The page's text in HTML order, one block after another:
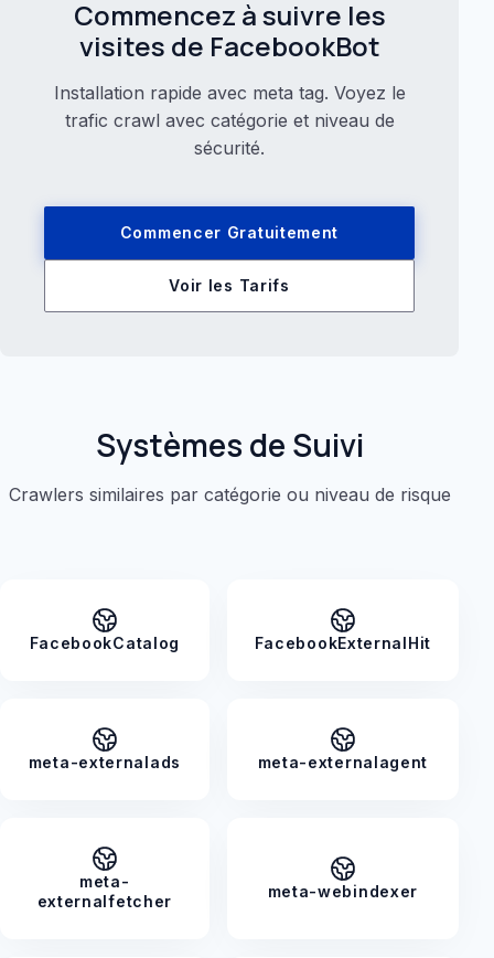
Commencez à suivre les
visites de FacebookBot
Installation rapide avec meta tag. Voyez le
trafic crawl avec catégorie et niveau de
sécurité.
Commencer Gratuitement
Voir les Tarifs
Systèmes de Suivi
Crawlers similaires par catégorie ou niveau de risque
FacebookCatalog FacebookExternalHit
meta-externalads meta-externalagent
meta-
externalfetcher
meta-webindexer